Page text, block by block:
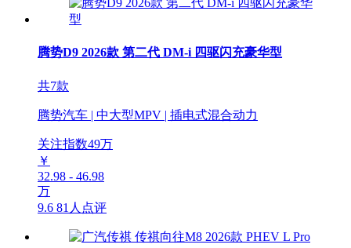
腾势D9 2026款 第二代 DM-i 四驱闪充豪华型
共7款
腾势汽车 | 中大型MPV | 插电式混合动力
关注指数49万
￥
32.98 - 46.98
万
9.6 81人点评